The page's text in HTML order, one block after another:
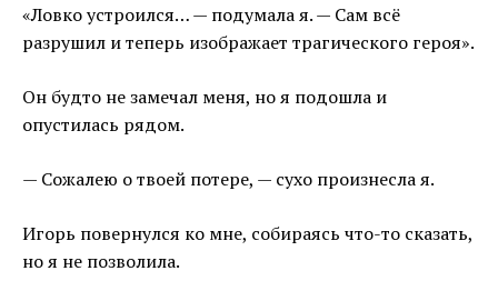
«Ловко устроился… — подумала я. — Сам всё
разрушил и теперь изображает трагического героя».
Он будто не замечал меня, но я подошла и
опустилась рядом.
— Сожалею о твоей потере, — сухо произнесла я.
Игорь повернулся ко мне, собираясь что-то сказать,
но я не позволила.